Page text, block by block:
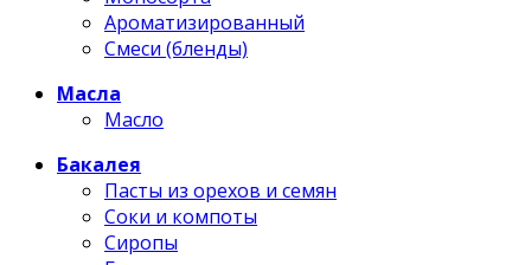
Ароматизированный
Смеси (бленды)
Масла
Масло
Бакалея
Пасты из орехов и семян
Соки и компоты
Сиропы